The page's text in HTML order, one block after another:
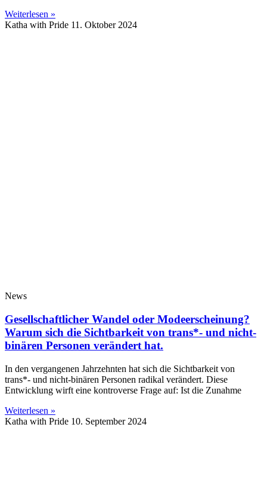
Weiterlesen »
Katha with Pride 11. Oktober 2024
News
Gesellschaftlicher Wandel oder Modeerscheinung?
Warum sich die Sichtbarkeit von trans*- und nicht-
binären Personen verändert hat.
In den vergangenen Jahrzehnten hat sich die Sichtbarkeit von
trans*- und nicht-binären Personen radikal verändert. Diese
Entwicklung wirft eine kontroverse Frage auf: Ist die Zunahme
Weiterlesen »
Katha with Pride 10. September 2024